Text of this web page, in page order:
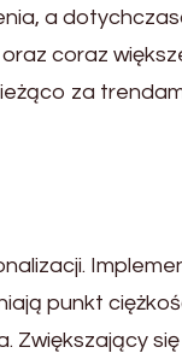
a
coraz
za
punkt
się